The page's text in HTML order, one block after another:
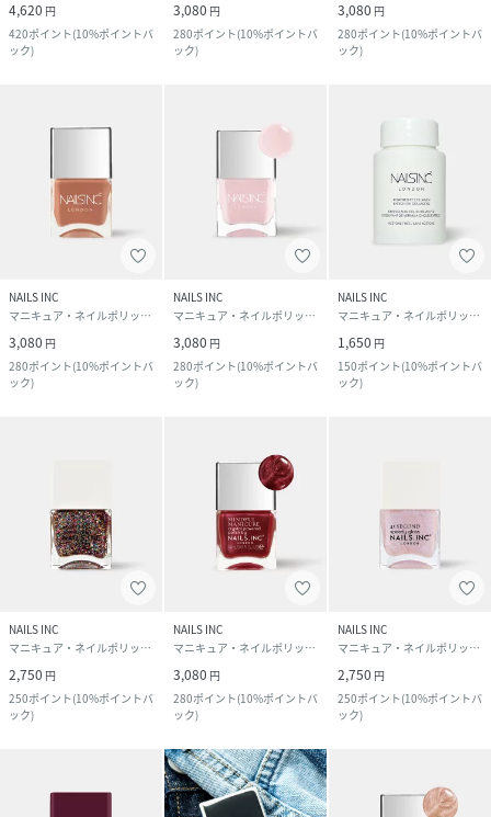
4,620 円
420ポイント(10%ポイントバ
ック)
3,080 円
280ポイント(10%ポイントバ
ック)
3,080 円
280ポイント(10%ポイントバ
ック)
NAILS INC
マニキュア・ネイルポリッシュ
3,080 円
280ポイント(10%ポイントバ
ック)
NAILS INC
マニキュア・ネイルポリッシュ
3,080 円
280ポイント(10%ポイントバ
ック)
NAILS INC
マニキュア・ネイルポリッシュ
1,650 円
150ポイント(10%ポイントバ
ック)
NAILS INC
マニキュア・ネイルポリッシュ
2,750 円
250ポイント(10%ポイントバ
ック)
NAILS INC
マニキュア・ネイルポリッシュ
3,080 円
280ポイント(10%ポイントバ
ック)
NAILS INC
マニキュア・ネイルポリッシュ
2,750 円
250ポイント(10%ポイントバ
ック)